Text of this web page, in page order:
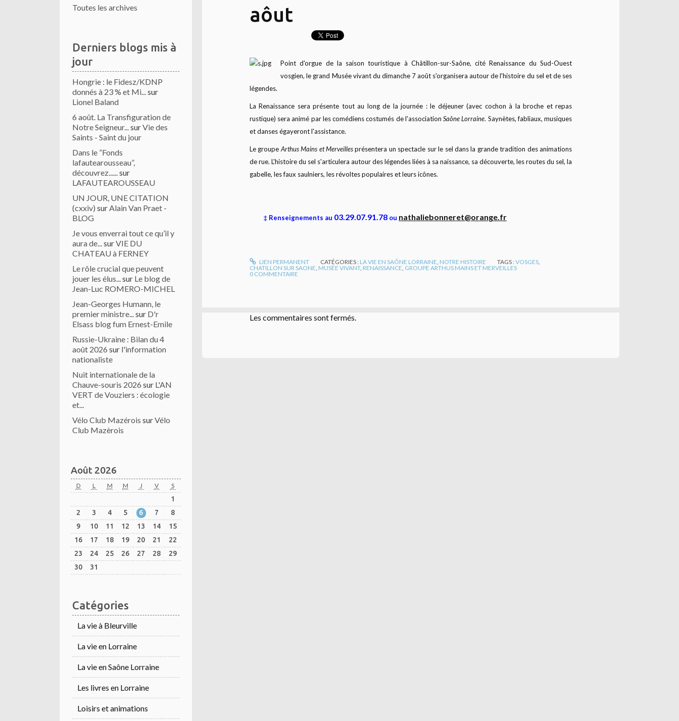
Toutes les archives
Derniers blogs mis à
jour
Hongrie : le Fidesz/KDNP
donnés à 23 % et Mi...sur
Lionel Baland
6 août. La Transfiguration de
Notre Seigneur...surVie des
Saints - Saint du jour
Dans le ”Fonds
lafautearousseau”,
découvrez......sur
LAFAUTEAROUSSEAU
UN JOUR, UNE CITATION
(cxxiv) surAlain Van Praet -
BLOG
Je vous enverrai tout ce qu’il y
aura de...surVIE DU
CHATEAU à FERNEY
Le rôle crucial que peuvent
jouer les élus...sur Le blog de
Jean-Luc ROMERO-MICHEL
Jean-Georges Humann, le
premier ministre...sur D'r
Elsass blog fum Ernest-Emile
Russie-Ukraine : Bilan du 4
août 2026 sur l'information
nationaliste
Nuit internationale de la
Chauve-souris 2026 sur L'AN
VERT de Vouziers : écologie
et...
Vélo Club Mazérois surVélo
Club Mazèrois
Août 2026
D L M M J V S
1
2
3 4 5 6 7
8
9
10 11 12 13 14
15
16
17 18 19 20 21
22
23
24 25 26 27 28
29
30
31
Catégories
La vie à Bleurville
La vie en Lorraine
La vie en Saône Lorraine
Les livres en Lorraine
Loisirs et animations
aôut
Point d'orgue de la saison touristique à Châtillon-sur-Saône, cité Renaissance du Sud-Ouest
vosgien, le grand Musée vivant du dimanche 7 août s'organisera autour de l'histoire du sel et de ses
légendes.
La Renaissance sera présente tout au long de la journée : le déjeuner (avec cochon à la broche et repas
rustique) sera animé par les comédiens costumés de l'associationSaône Lorraine. Saynètes, fabliaux, musiques
et danses égayeront l'assistance.
Le groupe Arthus Mains et Merveillesprésentera un spectacle sur le sel dans la grande tradition des animations
de rue. L'histoire du sel s'articulera autour des légendes liées à sa naissance, sa découverte, les routes du sel, la
gabelle, les faux saulniers, les révoltes populaires et leurs icônes.
‡ Renseignements au 03.29.07.91.78 ou nathaliebonneret@orange.fr
LIEN PERMANENT CATÉGORIES : LA VIE EN SAÔNE LORRAINE NOTRE HISTOIRE TAGS :VOSGES
CHATILLON SUR SAONE MUSÉE VIVANT, RENAISSANCE GROUPE ARTHUS MAINS ET MERVEILLES
0 COMMENTAIRE
Les commentaires sont fermés.